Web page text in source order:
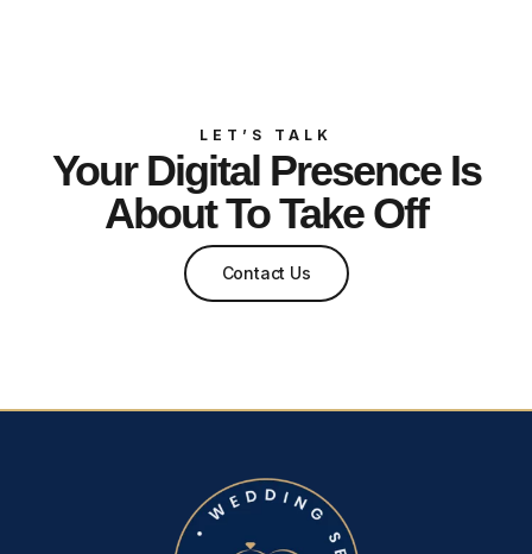
LET’S TALK
Your Digital Presence Is
About To Take Off
Contact Us